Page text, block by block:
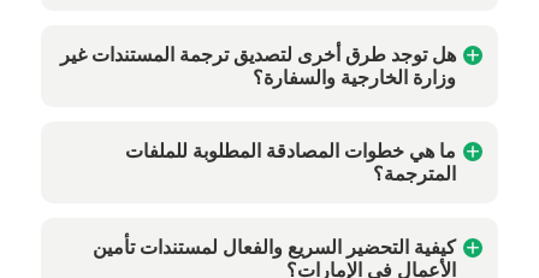
هل توجد طرق أخرى لتصديق ترجمة المستندات غير
وزارة الخارجية والسفارة؟
ما هي خطوات المصادقة المطلوبة للملفات
المترجمة؟
كيفية التحضير السريع والفعال لمستندات تأمين
الأعمال في الإمارات؟